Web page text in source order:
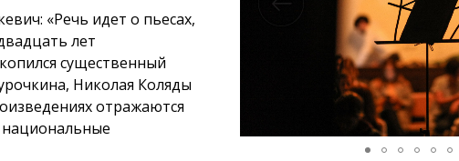
«Речь идет о пьесах,
лет
существенный
Николая Коляды
отражаются
национальные